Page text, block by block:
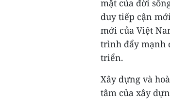
mặt của đời
duy tiếp cận
mới của Việt
trình đẩy mạnh
triển.
Xây dựng và
tâm của xây